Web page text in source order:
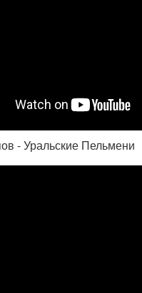
- Уральские Пельмени